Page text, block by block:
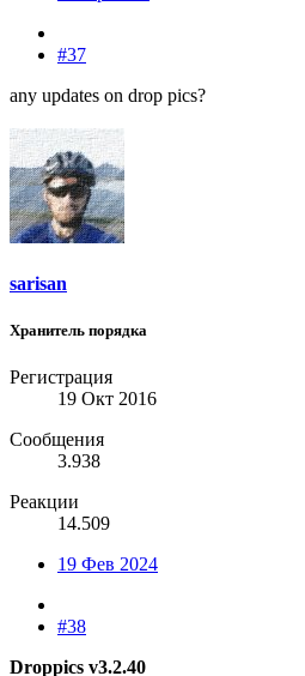
#37
any updates on drop pics?
sarisan
Хранитель порядка
Регистрация
19 Окт 2016
Сообщения
3.938
Реакции
14.509
19 Фев 2024
#38
Droppics v3.2.40